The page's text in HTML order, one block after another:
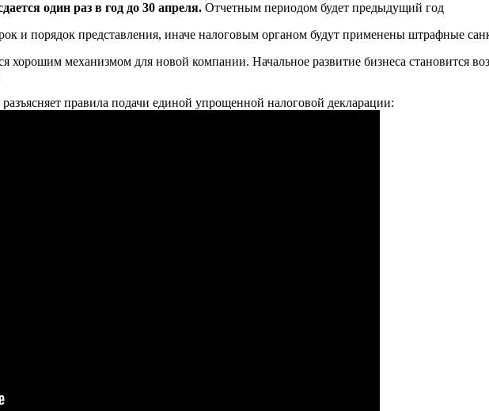
один раз в год до 30 апреля. Отчетным периодом будет предыдущий год
и порядок представления, иначе налоговым органом будут применены штрафные
хорошим механизмом для новой компании. Начальное развитие бизнеса становится
правила подачи единой упрощенной налоговой декларации: